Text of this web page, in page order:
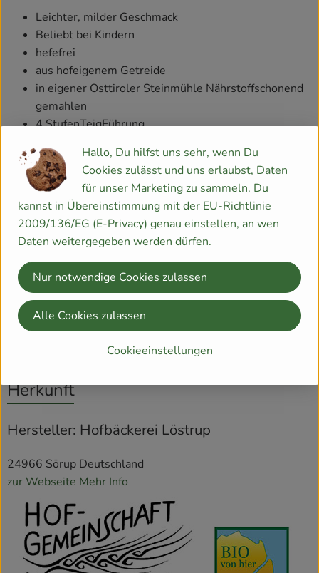
Leichter, milder Geschmack
Beliebt bei Kindern
hefefrei
aus hofeigenem Getreide
in eigener Osttiroler Steinmühle Nährstoff­schonend
gemahlen
4 Stufen­Teig­Führung
Zutaten
60% WEIZEN*­mehl, 40% ROGGEN*­mehl, Backferment**,
Steinsalz
(* biologisch dynamischer Anbau, ** kontrolliert
biologischer Anbau)
Gluten
Produktinformationen
Herkunft
Hersteller: Hofbäckerei Löstrup
24966 Sörup Deutschland
zur Webseite Mehr Info
Hallo, Du hilfst uns sehr, wenn Du
Cookies zulässt und uns erlaubst, Daten
für unser Marketing zu sammeln. Du
kannst in Übereinstimmung mit der EU-Richtlinie
2009/136/EG (E-Privacy) genau einstellen, an wen
Daten weitergegeben werden dürfen.
Cookieeinstellungen
Nur notwendige Cookies zulassen
Alle Cookies zulassen